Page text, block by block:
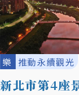
樂 推動永續觀光
新北市第4座